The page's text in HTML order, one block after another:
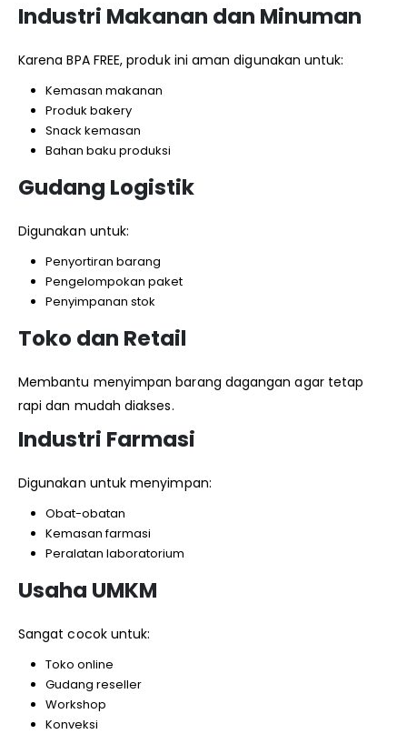
Industri Makanan dan Minuman
Karena BPA FREE, produk ini aman digunakan untuk:
Kemasan makanan
Produk bakery
Snack kemasan
Bahan baku produksi
Gudang Logistik
Digunakan untuk:
Penyortiran barang
Pengelompokan paket
Penyimpanan stok
Toko dan Retail
Membantu menyimpan barang dagangan agar tetap
rapi dan mudah diakses.
Industri Farmasi
Digunakan untuk menyimpan:
Obat-obatan
Kemasan farmasi
Peralatan laboratorium
Usaha UMKM
Sangat cocok untuk:
Toko online
Gudang reseller
Workshop
Konveksi